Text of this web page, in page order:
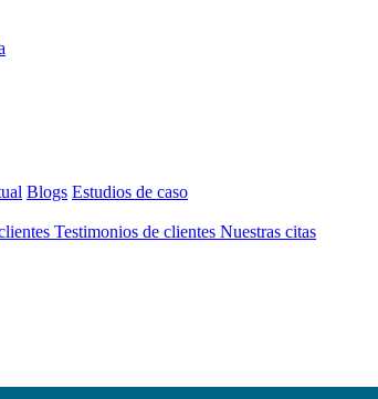
Blogs Estudios de caso
Testimonios de clientes Nuestras citas